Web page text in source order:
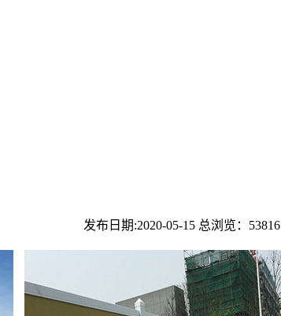
发布日期:2020-05-15 总浏览： 53816